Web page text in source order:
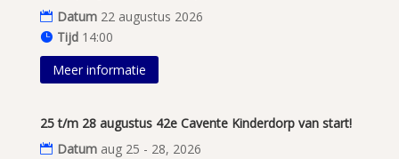
Datum 22 augustus 2026
Tijd 14:00
Meer informatie
25 t/m 28 augustus 42e Cavente Kinderdorp van start!
Datum aug 25 - 28, 2026